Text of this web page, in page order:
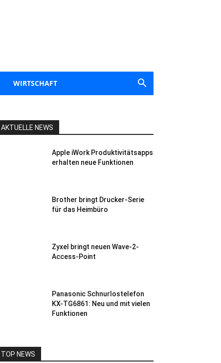
WIRTSCHAFT
AKTUELLE NEWS
Apple iWork Produktivitätsapps
erhalten neue Funktionen
Brother bringt Drucker-Serie
für das Heimbüro
Zyxel bringt neuen Wave-2-
Access-Point
Panasonic Schnurlostelefon
KX-TG6861: Neu und mit vielen
Funktionen
TOP NEWS